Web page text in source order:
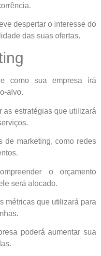
despertar o interesse do
das suas ofertas.
como sua empresa irá
alvo.
as estratégias que utilizará
de marketing, como redes
o orçamento
será alocado.
métricas que utilizará para
poderá aumentar sua